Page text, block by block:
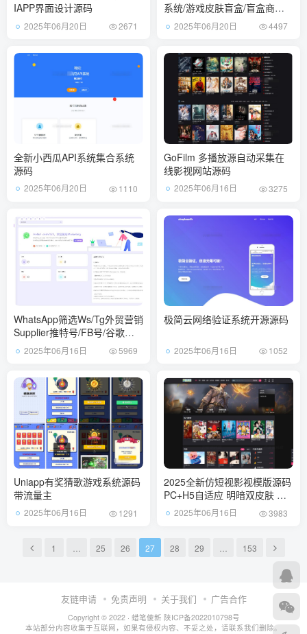
IAPP界面设计源码
2025年06月20日 2671
系统/游戏皮肤盲盒/盲盒商城
抽奖盲盒/前端UNIAPP
2025年06月20日 4497
全新小西瓜API系统集合系统
源码
2025年06月20日 1110
GoFilm 多播放源自动采集在
线影视网站源码
2025年06月16日 3275
WhatsApp筛选Ws/Tg外贸营销
Supplier推特号/FB号/谷歌号/
小火箭Ws/Channel社交账
2025年06月16日 5969
极简云网络验证系统开源源码
2025年06月16日 1052
Uniapp有奖猜歌游戏系统源码
带流量主
2025年06月16日 1291
2025全新仿短视影视模版源码
PC+H5自适应 明暗双皮肤 苹
果CMS系统
2025年06月16日 3983
1 25 26 27 28 29 153
友链申请 免责声明 关于我们 广告合作
Copyright © 2022 · 蜡笔傻新 陕ICP备2022010798号
本站部分内容收集于互联网，如果有侵权内容、不妥之处，请联系我们删除。